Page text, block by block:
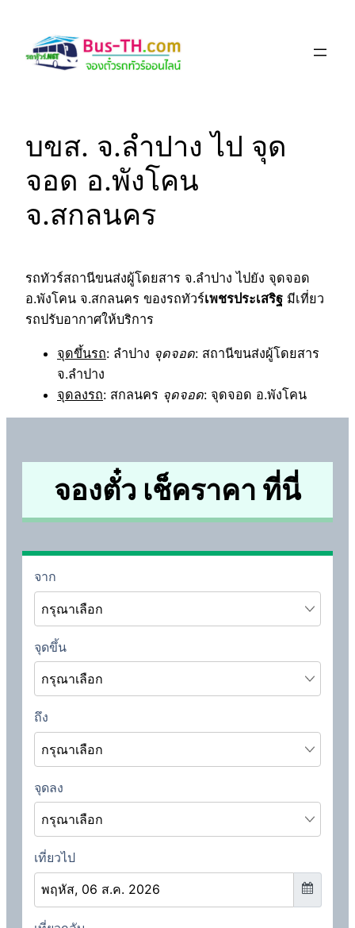
content
บขส. จ.ลำปาง ไป จุด
จอด อ.พังโคน
จ.สกลนคร
รถทัวร์สถานีขนส่งผู้โดยสาร จ.ลำปาง ไปยัง จุดจอด
อ.พังโคน จ.สกลนคร ของรถทัวร์เพชรประเสริฐ มีเที่ยว
รถปรับอากาศให้บริการ
จุดขึ้นรถ: ลำปาง จุดจอด: สถานีขนส่งผู้โดยสาร
จ.ลำปาง
จุดลงรถ: สกลนคร จุดจอด: จุดจอด อ.พังโคน
จองตั๋ว เช็คราคา ที่นี่